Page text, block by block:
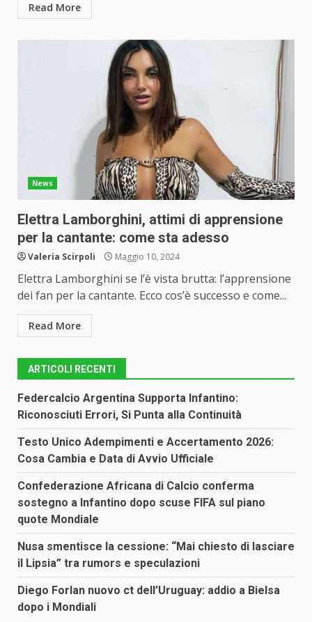
Read More
News
Elettra Lamborghini, attimi di apprensione
per la cantante: come sta adesso
Valeria Scirpoli Maggio 10, 2024
Elettra Lamborghini se l’è vista brutta: l’apprensione
dei fan per la cantante. Ecco cos’è successo e come...
Read More
ARTICOLI RECENTI
Federcalcio Argentina Supporta Infantino:
Riconosciuti Errori, Si Punta alla Continuità
Testo Unico Adempimenti e Accertamento 2026:
Cosa Cambia e Data di Avvio Ufficiale
Confederazione Africana di Calcio conferma
sostegno a Infantino dopo scuse FIFA sul piano
quote Mondiale
Nusa smentisce la cessione: “Mai chiesto di lasciare
il Lipsia” tra rumors e speculazioni
Diego Forlan nuovo ct dell’Uruguay: addio a Bielsa
dopo i Mondiali